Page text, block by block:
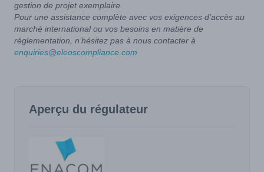
gestion de projet exemplaire.
Pour une assistance complète avec vos exigences d'accès au
marché international ou vos besoins en matière de
réglementation, n’hésitez pas à nous contacter à
enquiries@eleoscompliance.com
Aperçu du régulateur